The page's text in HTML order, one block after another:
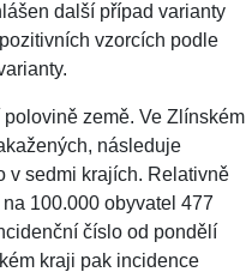
další případ varianty
vzorcích podle
země. Ve Zlínském
následuje
v sedmi krajích. Relativně
100.000 obyvatel 477
číslo od pondělí
kraji pak incidence